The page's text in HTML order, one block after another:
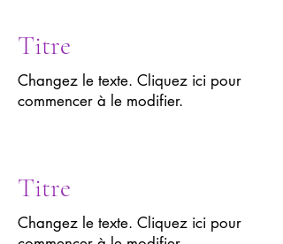
Titre
Changez le texte. Cliquez ici pour
commencer à le modifier.
Titre
Changez le texte. Cliquez ici pour